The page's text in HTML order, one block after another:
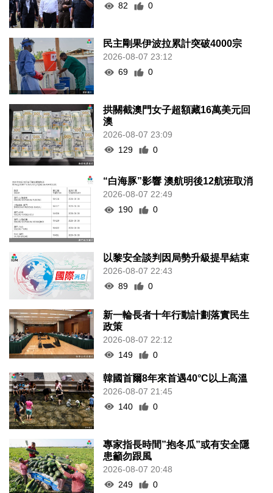
82
0
民主剛果伊波拉累計突破4000宗
2026-08-07 23:12
69
0
拱關截澳門女子超額藏16萬美元回
澳
2026-08-07 23:09
129
0
“白海豚”影響 澳航明後12航班取消
2026-08-07 22:49
190
0
以黎安全談判因局勢升級提早結束
2026-08-07 22:43
89
0
新一輪長者十年行動計劃落實民生
政策
2026-08-07 22:12
149
0
韓國首爾8年來首遇40°C以上高溫
2026-08-07 21:45
140
0
專家指長時間”抱冬瓜”或有安全隱
患籲勿跟風
2026-08-07 20:48
249
0